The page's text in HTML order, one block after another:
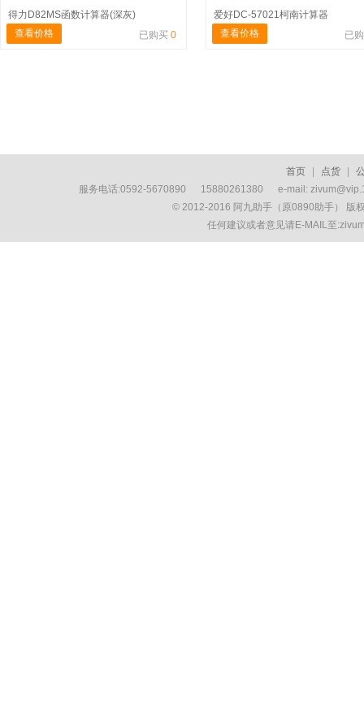
得力D82MS函数计算器(深灰)
查看价格
已购买 0
爱好DC-57021柯南计算器
查看价格
已
首页 点货
服务电话:0592-5670890 15880261380 e-mail:
© 2012-2016 阿九助手（原0890助手） 版
任何建议或者意见请E-MAIL至